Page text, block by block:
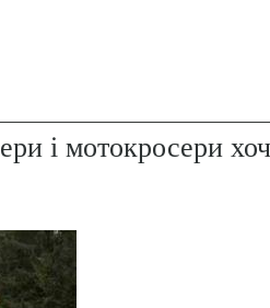
і мотокросери